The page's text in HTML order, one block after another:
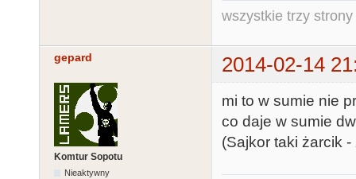
wszystkie trzy
gepard 2014-02-14
Komtur Sopotu
Nieaktywny
mi to w sumie nie
co daje w sumie
(Sajkor taki żarcik